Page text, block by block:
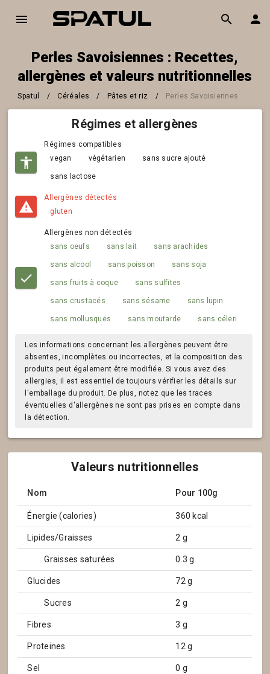
Perles Savoisiennes : Recettes,
allergènes et valeurs nutritionnelles
Spatul / Céréales / Pâtes et riz / Perles Savoisiennes
Régimes et allergènes
Régimes compatibles
vegan
végétarien sans sucre ajouté
sans lactose
Allergènes détectés
gluten
Allergènes non détectés
sans oeufs
sans lait sans arachides
sans alcool sans poisson sans soja
sans fruits à coque sans sulfites
sans crustacés sans sésame sans lupin
sans mollusques sans moutarde sans céleri
Les informations concernant les allergènes peuvent être
absentes, incomplètes ou incorrectes, et la composition des
produits peut également être modifiée. Si vous avez des
allergies, il est essentiel de toujours vérifier les détails sur
l'emballage du produit. De plus, notez que les traces
éventuelles d'allergènes ne sont pas prises en compte dans
la détection.
Valeurs nutritionnelles
Nom Pour 100g
Énergie (calories) 360 kcal
Lipides/Graisses 2 g
Graisses saturées 0.3 g
Glucides 72 g
Sucres 2 g
Fibres 3 g
Proteines 12 g
Sel 0 g